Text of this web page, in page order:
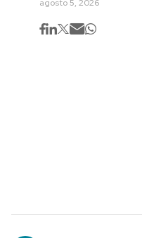
agosto 5, 2026